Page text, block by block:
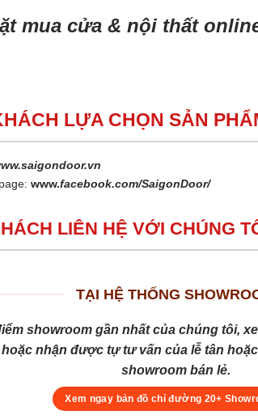
mua cửa & nội thất
LỰA CHỌN SẢN
www.facebook.com/SaigonDoor/
LIÊN HỆ VỚI CHÚNG
TẠI HỆ THỐNG
showroom gần nhất của chúng tôi,
nhận được tự tư vấn của lễ tân
showroom bán lẻ.
Xem ngay bản đồ chỉ đường 20+